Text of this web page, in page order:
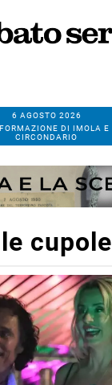
6 AGOSTO 2026
DI IMOLA E
CIRCONDARIO
cupole